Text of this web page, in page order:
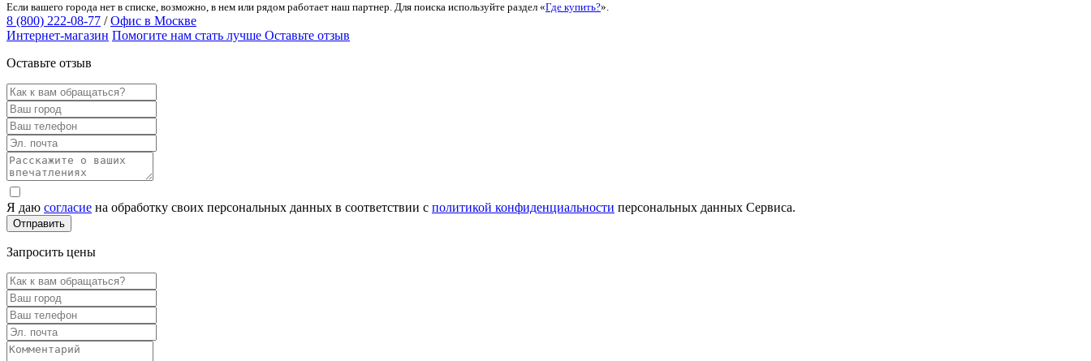
Если вашего города нет в списке, возможно, в нем или рядом работает наш партнер. Для поиска используйте раздел «Где купить?».
8 (800) 222-08-77 / Офис в Москве
Интернет-магазин Помогите нам стать лучше Оставьте отзыв
Оставьте отзыв
Я даю согласие на обработку своих персональных данных в соответствии с политикой конфиденциальности персональных данных Сервиса.
Запросить цены